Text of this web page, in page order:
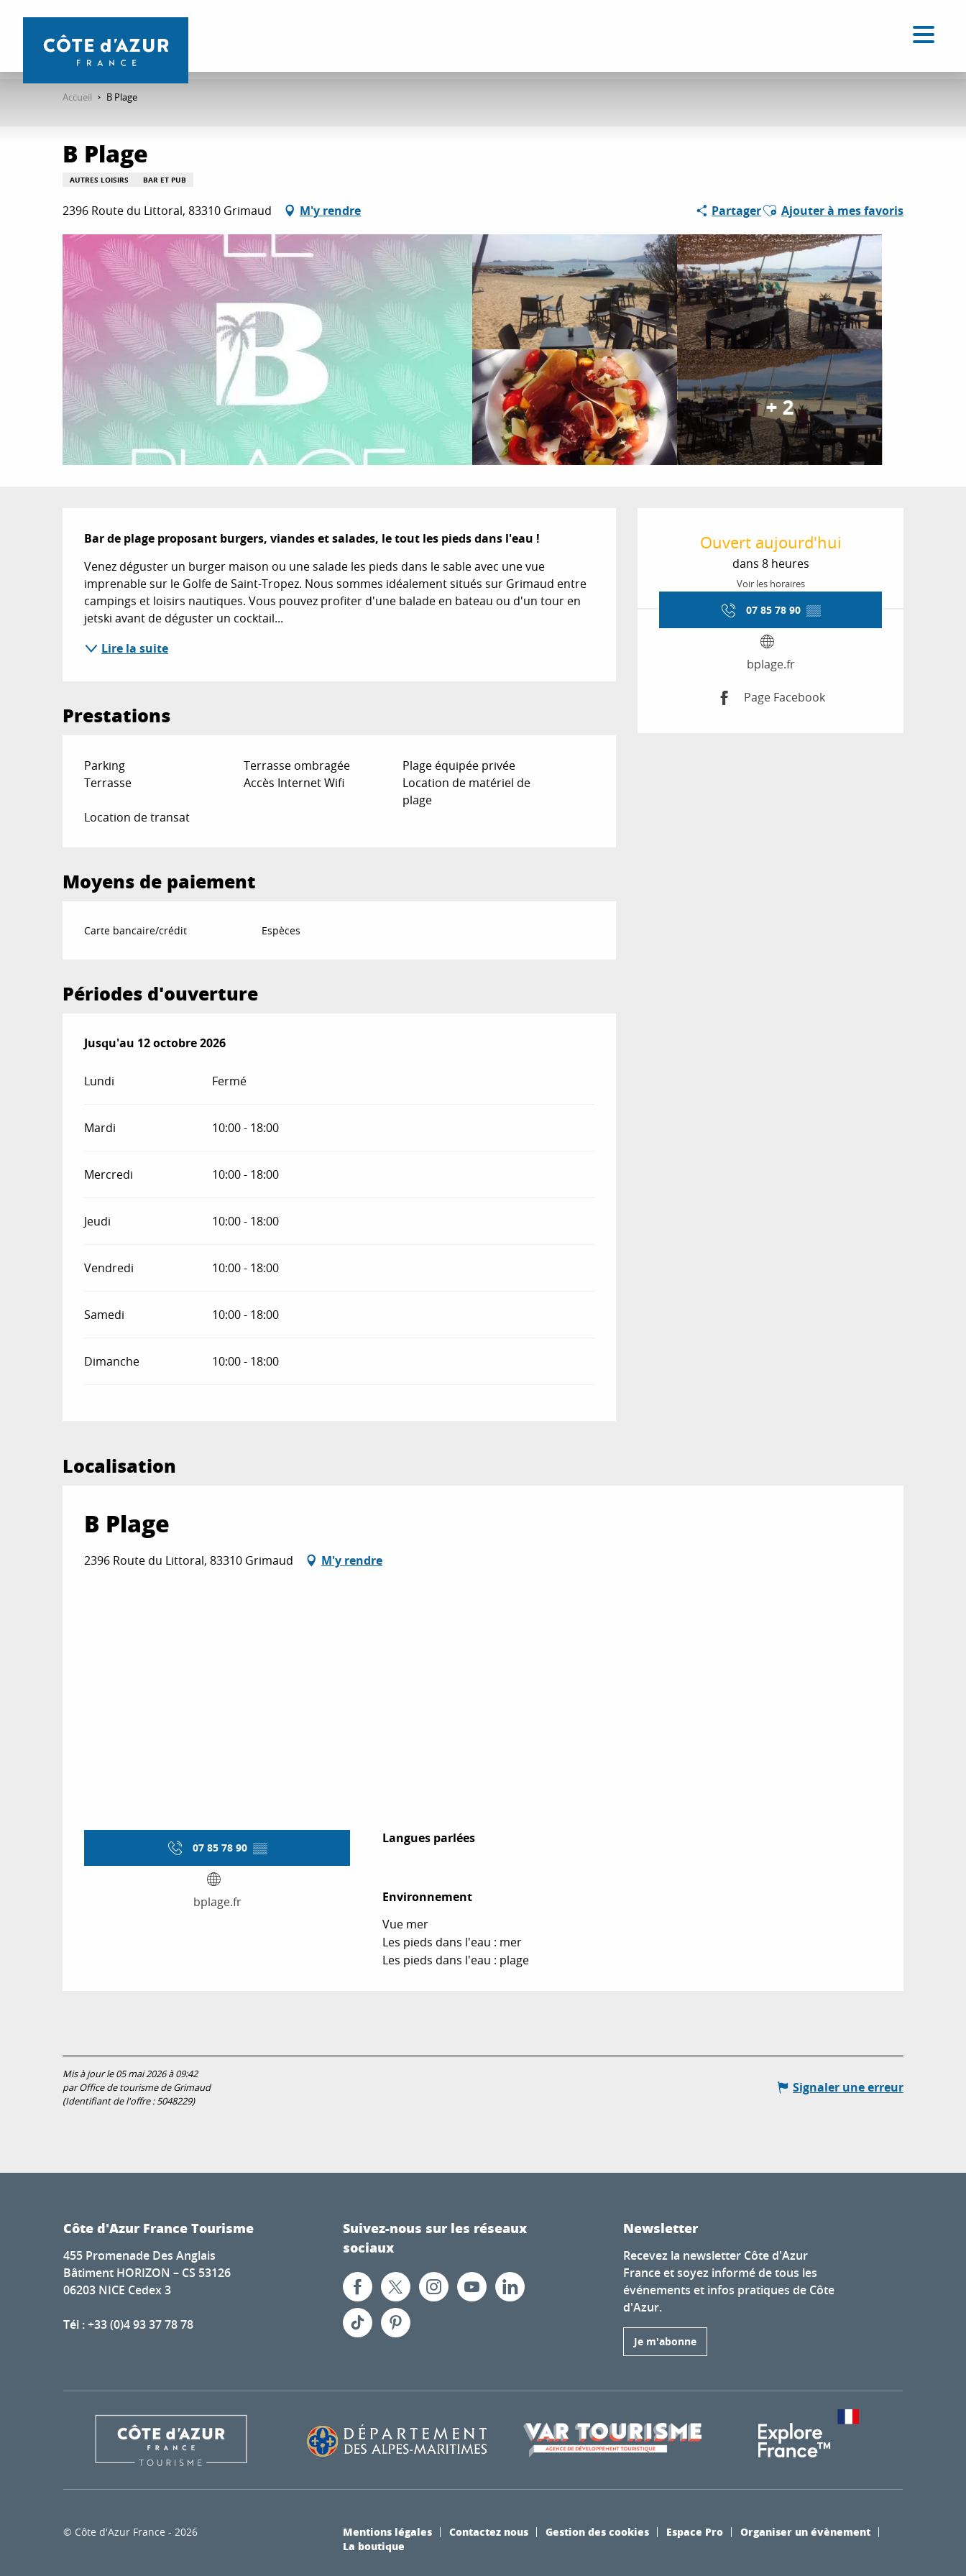
contenu
Accueil B Plage
B Plage
AUTRES LOISIRS BAR ET PUB
2396 Route du Littoral, 83310 Grimaud M'y rendre PartagerAjouter aux favoris
Ajouter à mes favoris
+ 2
Ouverture et
Ouvert aujourd'hui
dans 8 heures
Voir les horaires
07 85 78 90 ▒▒
bplage.fr
Page Facebook
Description
Bar de plage proposant burgers, viandes et salades, le tout les pieds dans l'eau !
Venez déguster un burger maison ou une salade les pieds dans le sable avec une vue
imprenable sur le Golfe de Saint-Tropez. Nous sommes idéalement situés sur Grimaud entre
campings et loisirs nautiques. Vous pouvez profiter d'une balade en bateau ou d'un tour en
jetski avant de déguster un cocktail...
Lire la suite
Prestations
Parking Terrasse ombragée
Plage équipée privée
Terrasse
Accès Internet Wifi
Location de matériel de
plage
Location de transat
Moyens de paiement
Carte bancaire/crédit Espèces
Périodes d'ouverture
Du18 avril 2026au12 octobre 2026
Jusqu'au 12 octobre 2026
Lundi Fermé
Mardi 10:00 - 18:00
Mercredi 10:00 - 18:00
Jeudi 10:00 - 18:00
Vendredi 10:00 - 18:00
Samedi 10:00 - 18:00
Dimanche 10:00 - 18:00
Localisation
B Plage
2396 Route du Littoral, 83310 Grimaud M'y rendre
07 85 78 90 ▒▒
bplage.fr
Langues parlées
Langues parlées
Environnement
Environnement
Vue mer
Les pieds dans l'eau : mer
Les pieds dans l'eau : plage
Mis à jour le 05 mai 2026 à 09:42
par Office de tourisme de Grimaud
(Identifiant de l'offre :5048229)
Signaler une erreur
Côte d'Azur France Tourisme
455 Promenade Des Anglais
Bâtiment HORIZON – CS 53126
06203 NICE Cedex 3
Tél : +33 (0)4 93 37 78 78
Suivez-nous sur les réseaux
sociaux
Newsletter
Recevez la newsletter Côte d'Azur
France et soyez informé de tous les
événements et infos pratiques de Côte
d'Azur.
Je m'abonne
© Côte d'Azur France - 2026 Mentions légales Contactez nous Gestion des cookies Espace Pro
Organiser un évènement
La boutique